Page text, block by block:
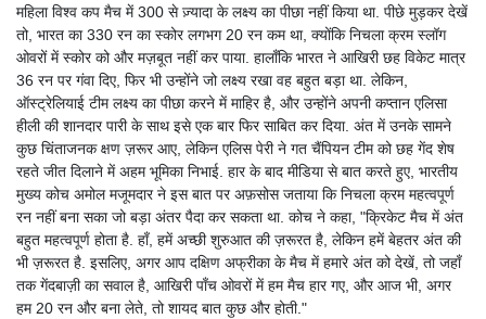
महिला विश्व कप मैच में 300 से ज़्यादा के लक्ष्य का पीछा नहीं किया था. पीछे मुड़कर देखें
तो, भारत का 330 रन का स्कोर लगभग 20 रन कम था, क्योंकि निचला क्रम स्लॉग
ओवरों में स्कोर को और मज़बूत नहीं कर पाया. हालाँकि भारत ने आखिरी छह विकेट मात्र
36 रन पर गंवा दिए, फिर भी उन्होंने जो लक्ष्य रखा वह बहुत बड़ा था. लेकिन,
ऑस्ट्रेलियाई टीम लक्ष्य का पीछा करने में माहिर है, और उन्होंने अपनी कप्तान एलिसा
हीली की शानदार पारी के साथ इसे एक बार फिर साबित कर दिया. अंत में उनके सामने
कुछ चिंताजनक क्षण ज़रूर आए, लेकिन एलिस पेरी ने गत चैंपियन टीम को छह गेंद शेष
रहते जीत दिलाने में अहम भूमिका निभाई. हार के बाद मीडिया से बात करते हुए, भारतीय
मुख्य कोच अमोल मजूमदार ने इस बात पर अफ़सोस जताया कि निचला क्रम महत्वपूर्ण
रन नहीं बना सका जो बड़ा अंतर पैदा कर सकता था. कोच ने कहा, "क्रिकेट मैच में अंत
बहुत महत्वपूर्ण होता है. हाँ, हमें अच्छी शुरुआत की ज़रूरत है, लेकिन हमें बेहतर अंत की
भी ज़रूरत है. इसलिए, अगर आप दक्षिण अफ्रीका के मैच में हमारे अंत को देखें, तो जहाँ
तक गेंदबाज़ी का सवाल है, आखिरी पाँच ओवरों में हम मैच हार गए, और आज भी, अगर
हम 20 रन और बना लेते, तो शायद बात कुछ और होती."